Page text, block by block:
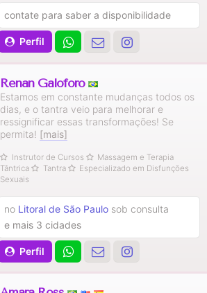
Perfil
contate para saber a disponibilidade
Renan Galoforo
Estamos em constante mudanças todos os
dias, e o tantra veio para melhorar e
ressignificar essas transformações! Se
permita! [mais]
Instrutor de Cursos
Massagem e Terapia
Tântrica
Tantra
Especializado em Disfunções
Sexuais
Perfil
no Litoral de São Paulo sob consulta
e mais 3 cidades